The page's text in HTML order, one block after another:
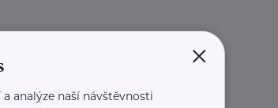
×
analýze naší návštěvnosti